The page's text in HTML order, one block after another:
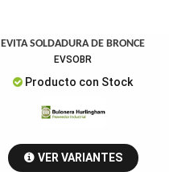
EVITA SOLDADURA DE BRONCE
EVSOBR
Producto con Stock
VER VARIANTES